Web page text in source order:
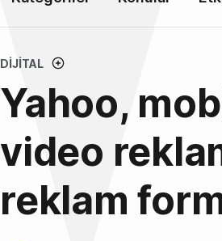
DIJITAL
Yahoo,
video
reklam